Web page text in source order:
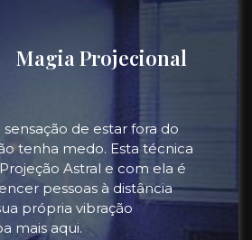
Magia Projecional
sensação de estar fora do
tenha medo. Esta técnica
Astral e com ela é
pessoas à distância
própria vibração
mais aqui.